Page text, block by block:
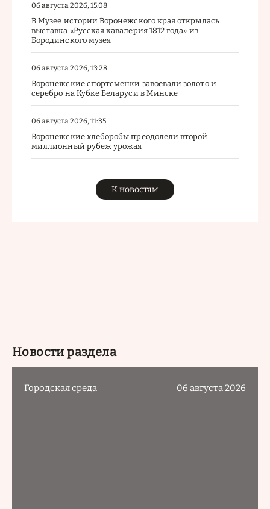
06 августа 2026, 15:08
В Музее истории Воронежского края открылась
выставка «Русская кавалерия 1812 года» из
Бородинского музея
06 августа 2026, 13:28
Воронежские спортсменки завоевали золото и
серебро на Кубке Беларуси в Минске
06 августа 2026, 11:35
Воронежские хлеборобы преодолели второй
миллионный рубеж урожая
К новостям
Новости раздела
Городская среда 06 августа 2026